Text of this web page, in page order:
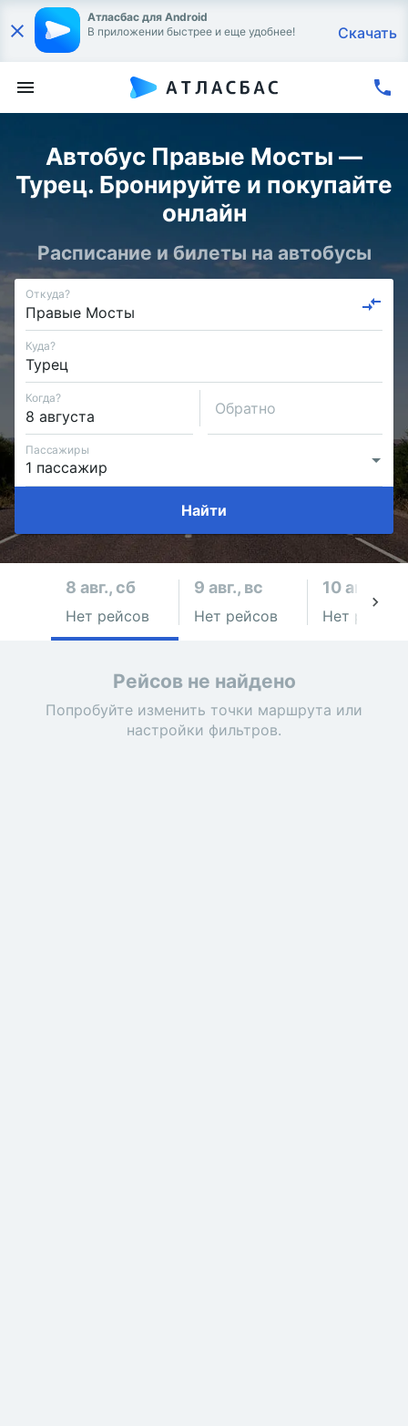
Атласбас для Android
В приложении быстрее и еще удобнее!
Скачать
Автобус Правые Мосты —
Турец. Бронируйте и покупайте
онлайн
Расписание и билеты на автобусы
Откуда?
Куда?
Когда?
Обратно
Пассажиры
Найти
8 авг., сб
Нет рейсов
9 авг., вс
Нет рейсов
10 авг., пн
Нет рейсов
Рейсов не найдено
Попробуйте изменить точки маршрута или
настройки фильтров.